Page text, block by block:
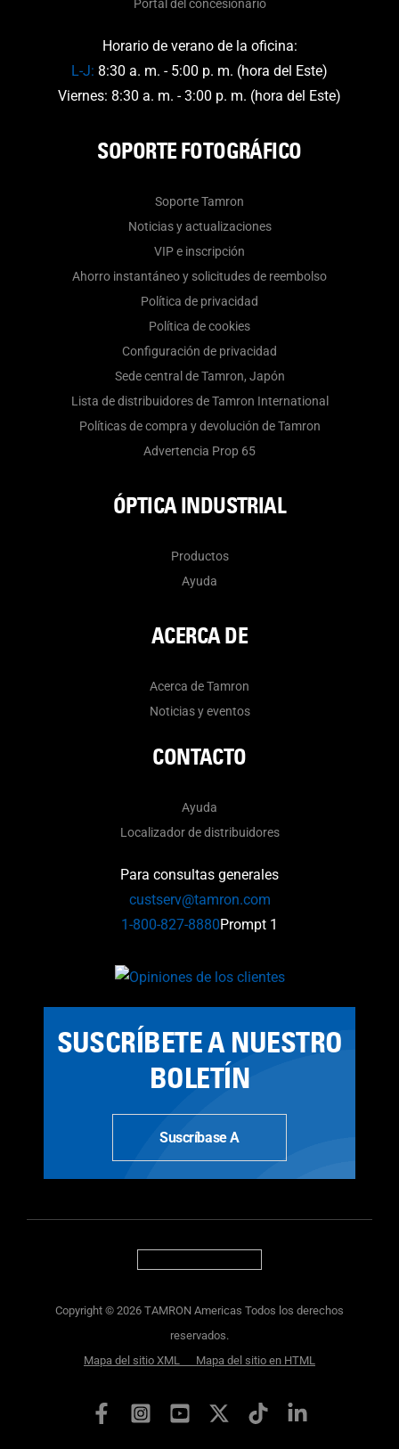
Portal del concesionario
Horario de verano de la oficina:
L-J: 8:30 a. m. - 5:00 p. m. (hora del Este)
Viernes: 8:30 a. m. - 3:00 p. m. (hora del Este)
SOPORTE FOTOGRÁFICO
Soporte Tamron
Noticias y actualizaciones
VIP e inscripción
Ahorro instantáneo y solicitudes de reembolso
Política de privacidad
Política de cookies
Configuración de privacidad
Sede central de Tamron, Japón
Lista de distribuidores de Tamron International
Políticas de compra y devolución de Tamron
Advertencia Prop 65
ÓPTICA INDUSTRIAL
Productos
Ayuda
ACERCA DE
Acerca de Tamron
Noticias y eventos
CONTACTO
Ayuda
Localizador de distribuidores
Para consultas generales
custserv@tamron.com
1-800-827-8880Prompt 1
SUSCRÍBETE A NUESTRO
BOLETÍN
Suscríbase A
Copyright © 2026 TAMRON Americas Todos los derechos
reservados.
Mapa del sitio XML
Mapa del sitio en HTML